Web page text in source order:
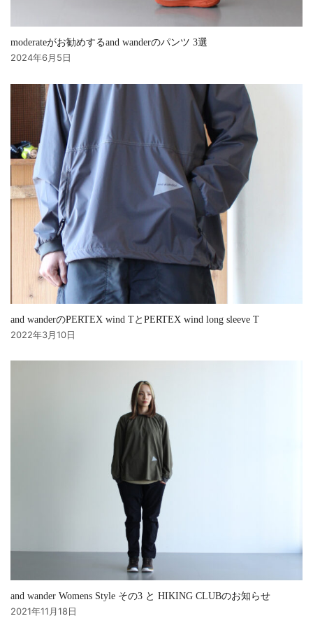
moderateがお勧めするand wanderのパンツ 3選
2024年6月5日
and wanderのPERTEX wind TとPERTEX wind long sleeve T
2022年3月10日
and wander Womens Style その3 と HIKING CLUBのお知らせ
2021年11月18日